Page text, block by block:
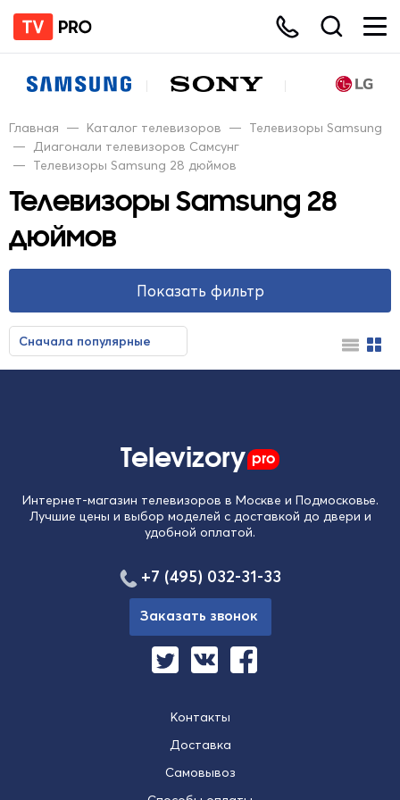
Главная — Каталог телевизоров — Телевизоры Samsung
— Диагонали телевизоров Самсунг
— Телевизоры Samsung 28 дюймов
Телевизоры Samsung 28
дюймов
Показать фильтр
Сначала популярные
Televizory pro
Интернет-магазин телевизоров в Москве и Подмосковье.
Лучшие цены и выбор моделей с доставкой до двери и
удобной оплатой.
Контакты
Доставка
Самовывоз
+7 (495) 032-31-33
Заказать звонок